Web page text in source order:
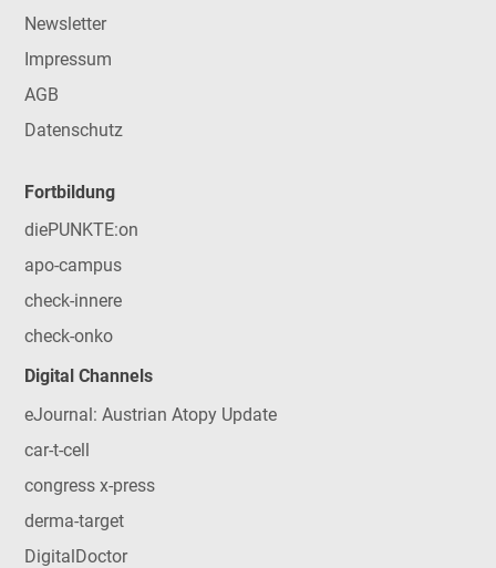
Newsletter
Impressum
AGB
Datenschutz
Fortbildung
diePUNKTE:on
apo-campus
check-innere
check-onko
Digital Channels
eJournal: Austrian Atopy Update
car-t-cell
congress x-press
derma-target
DigitalDoctor